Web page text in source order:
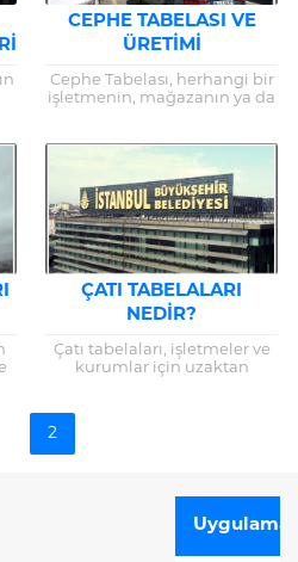
CEPHE TABELASI VE
ÜRETIMI
Cephe Tabelası, herhangi bir
işletmenin, mağazanın ya da
işletmeyi temsil eden görsel...
ÇATI TABELALARI
NEDIR?
Çatı tabelaları, işletmeler ve
kurumlar için uzaktan
2